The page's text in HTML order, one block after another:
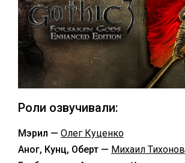
Роли озвучивали:
Мэрил — Олег Куценко
Аног, Кунц, Оберт — Михаил Тихонов